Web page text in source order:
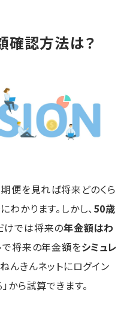
認方法は？
便を見れば将来どのくら
かります。しかし、50歳
けでは将来の年金額はわ
で将来の年金額をシミュレ
んきんネットにログイン
から試算できます。